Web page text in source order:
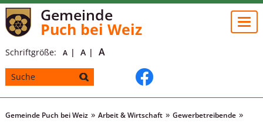
Gemeinde
Puch bei Weiz
Schriftgröße: A A A
Gemeinde Puch bei Weiz Arbeit & Wirtschaft Gewerbetreibende